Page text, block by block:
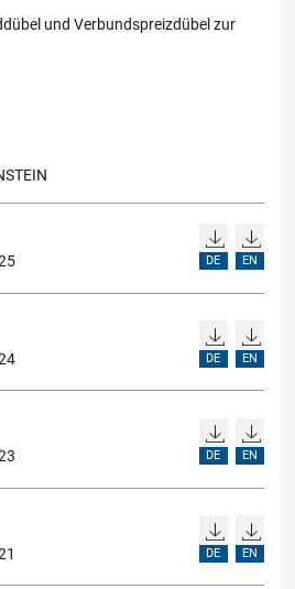
und Verbundspreizdübel zur
DE EN
DE EN
DE EN
DE EN